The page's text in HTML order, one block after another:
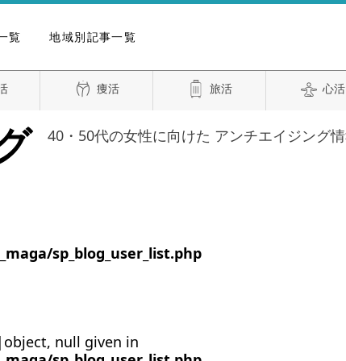
覧 地域別記事一覧
痩活 旅活 心活
40・50代の女性に向けた アンチエイジング
sp_blog_user_list.php
null given in